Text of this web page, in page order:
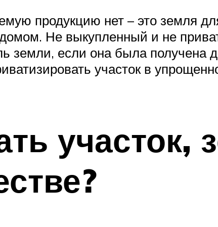
продукцию нет – это земля
Не выкупленный и не
земли, если она была получена
участок в
участок,